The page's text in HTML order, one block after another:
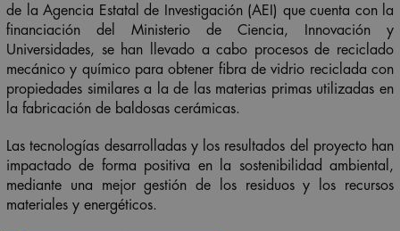
de la Agencia Estatal de Investigación (AEI) que cuenta con la
financiación del Ministerio de Ciencia, Innovación y
Universidades, se han llevado a cabo procesos de reciclado
mecánico y químico para obtener fibra de vidrio reciclada con
propiedades similares a la de las materias primas utilizadas en
la fabricación de baldosas cerámicas.
Las tecnologías desarrolladas y los resultados del proyecto han
impactado de forma positiva en la sostenibilidad ambiental,
mediante una mejor gestión de los residuos y los recursos
materiales y energéticos.